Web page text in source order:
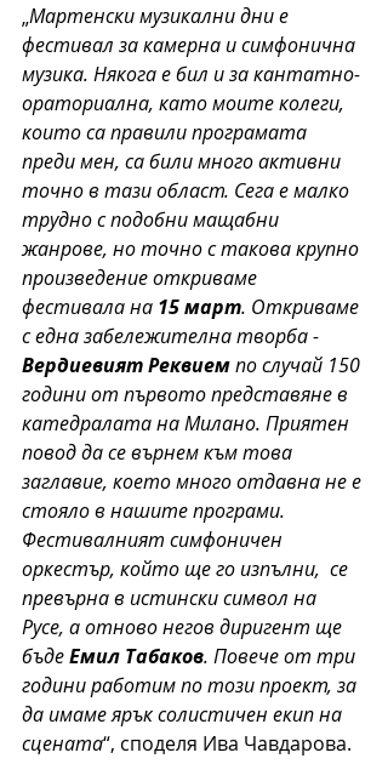
„Мартенски музикални дни е
фестивал за камерна и симфонична
музика. Някога е бил и за кантатно-
ораториална, като моите колеги,
които са правили програмата
преди мен, са били много активни
точно в тази област. Сега е малко
трудно с подобни мащабни
жанрове, но точно с такова крупно
произведение откриваме
фестивала на 15 март. Откриваме
с една забележителна творба -
Вердиевият Реквием по случай 150
години от първото представяне в
катедралата на Милано. Приятен
повод да се върнем към това
заглавие, което много отдавна не е
стояло в нашите програми.
Фестивалният симфоничен
оркестър, който ще го изпълни,  се
превърна в истински символ на
Русе, а отново негов диригент ще
бъде Емил Табаков. Повече от три
години работим по този проект, за
да имаме ярък солистичен екип на
сцената“, споделя Ива Чавдарова.